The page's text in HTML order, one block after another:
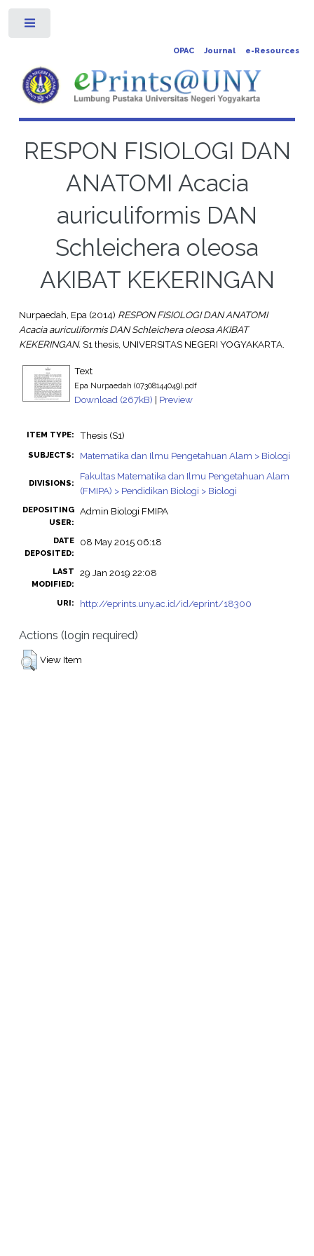
OPAC Journal e-Resources
RESPON FISIOLOGI DAN
ANATOMI Acacia
auriculiformis DAN
Schleichera oleosa
AKIBAT KEKERINGAN
Nurpaedah, Epa(2014) RESPON FISIOLOGI DAN ANATOMI
Acacia auriculiformis DAN Schleichera oleosa AKIBAT
KEKERINGAN. S1 thesis, UNIVERSITAS NEGERI YOGYAKARTA.
Text
Epa Nurpaedah (07308144049).pdf
Download (267kB) | Preview
ITEM TYPE: Thesis (S1)
SUBJECTS: Matematika dan Ilmu Pengetahuan Alam > Biologi
DIVISIONS:
Fakultas Matematika dan Ilmu Pengetahuan Alam
(FMIPA) > Pendidikan Biologi > Biologi
DEPOSITING
USER:
Admin Biologi FMIPA
DATE
DEPOSITED:
08 May 2015 06:18
LAST
MODIFIED:
29 Jan 2019 22:08
URI: http://eprints.uny.ac.id/id/eprint/18300
Actions (login required)
View Item